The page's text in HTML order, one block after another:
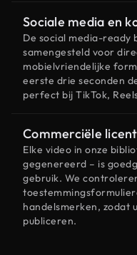
Sociale media en
De social media-ready
samengesteld voor
mobielvriendelijke
eerste drie seconden
perfect bij TikTok,
Commerciële
Elke video in onze
gegenereerd – is
gebruik. We
handelsmerken, zodat
publiceren.